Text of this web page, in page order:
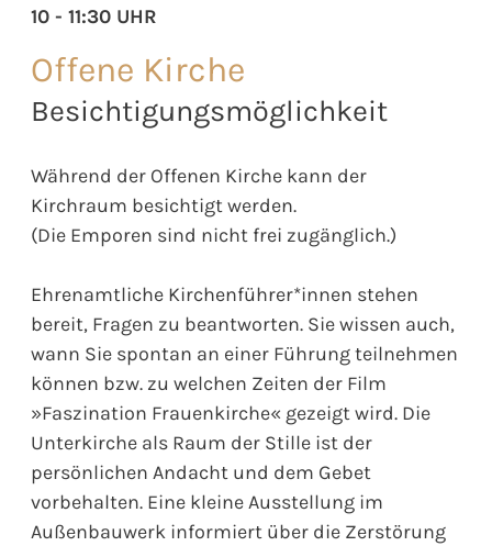
Offene Kirche
Besichtigungsmöglichkeit
Während der Offenen Kirche kann der
Kirchraum besichtigt werden.
(Die Emporen sind nicht frei zugänglich.)
Ehrenamtliche Kirchenführer*innen stehen
bereit, Fragen zu beantworten. Sie wissen auch,
wann Sie spontan an einer Führung teilnehmen
können bzw. zu welchen Zeiten der Film
»Faszination Frauenkirche« gezeigt wird. Die
Unterkirche als Raum der Stille ist der
persönlichen Andacht und dem Gebet
vorbehalten. Eine kleine Ausstellung im
Außenbauwerk informiert über die Zerstörung
10 - 11:30 UHR